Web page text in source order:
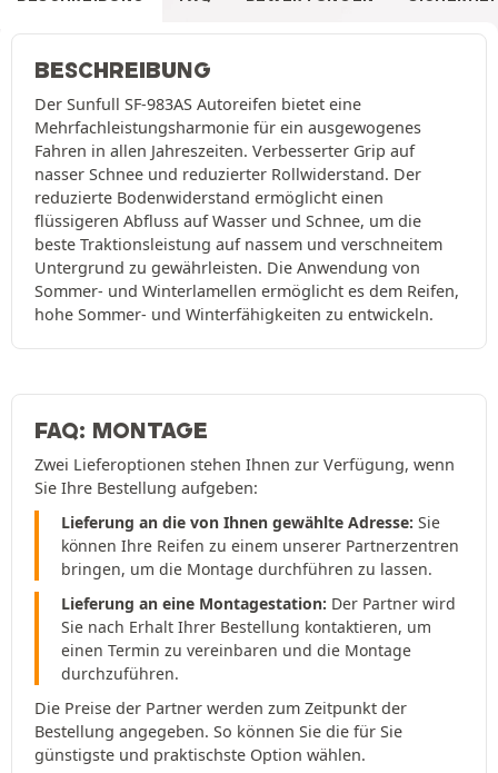
BESCHREIBUNG
Der Sunfull SF-983AS Autoreifen bietet eine
Mehrfachleistungsharmonie für ein ausgewogenes
Fahren in allen Jahreszeiten. Verbesserter Grip auf
nasser Schnee und reduzierter Rollwiderstand. Der
reduzierte Bodenwiderstand ermöglicht einen
flüssigeren Abfluss auf Wasser und Schnee, um die
beste Traktionsleistung auf nassem und verschneitem
Untergrund zu gewährleisten. Die Anwendung von
Sommer- und Winterlamellen ermöglicht es dem Reifen,
hohe Sommer- und Winterfähigkeiten zu entwickeln.
FAQ: MONTAGE
Zwei Lieferoptionen stehen Ihnen zur Verfügung, wenn
Sie Ihre Bestellung aufgeben:
Lieferung an die von Ihnen gewählte Adresse: Sie
können Ihre Reifen zu einem unserer Partnerzentren
bringen, um die Montage durchführen zu lassen.
Lieferung an eine Montagestation: Der Partner wird
Sie nach Erhalt Ihrer Bestellung kontaktieren, um
einen Termin zu vereinbaren und die Montage
durchzuführen.
Die Preise der Partner werden zum Zeitpunkt der
Bestellung angegeben. So können Sie die für Sie
günstigste und praktischste Option wählen.